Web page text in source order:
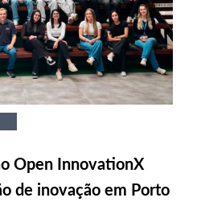
Open InnovationX
de inovação em Porto